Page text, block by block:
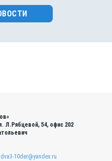
Л.Рябцевой, 54, офис 202
dva3-10der@yandex.ru